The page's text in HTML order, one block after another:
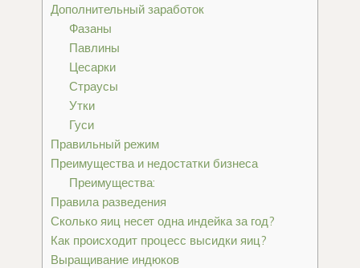
Дополнительный заработок
Фазаны
Павлины
Цесарки
Страусы
Утки
Гуси
Правильный режим
Преимущества и недостатки бизнеса
Преимущества:
Правила разведения
Сколько яиц несет одна индейка за год?
Как происходит процесс высидки яиц?
Выращивание индюков